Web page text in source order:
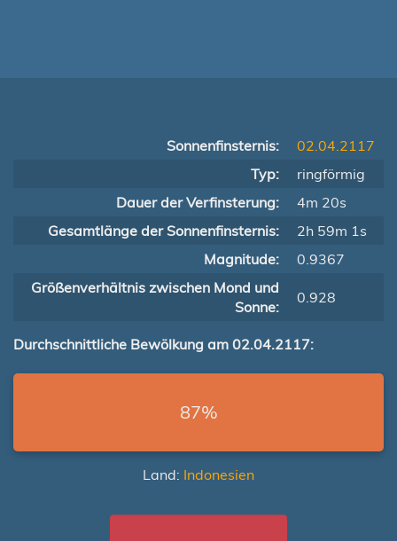
Sonnenfinsternis:
02.04.2117
Typ:
ringförmig
Dauer der Verfinsterung:
4m 20s
Gesamtlänge der Sonnenfinsternis:
2h 59m 1s
Magnitude:
0.9367
Größenverhältnis zwischen Mond und
Sonne:
0.928
Durchschnittliche Bewölkung am 02.04.2117:
87%
Land: Indonesien